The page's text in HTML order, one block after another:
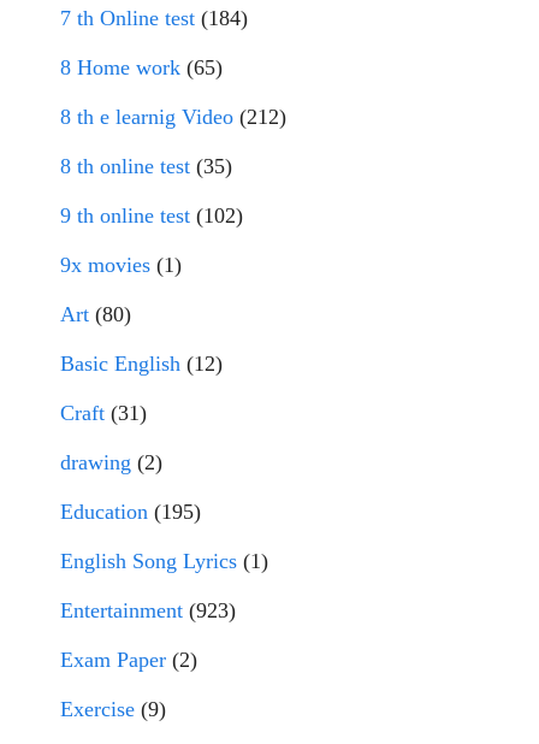
7 th Online test (184)
8 Home work (65)
8 th e learnig Video (212)
8 th online test (35)
9 th online test (102)
9x movies (1)
Art (80)
Basic English (12)
Craft (31)
drawing (2)
Education (195)
English Song Lyrics (1)
Entertainment (923)
Exam Paper (2)
Exercise (9)